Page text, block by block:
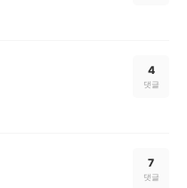
4
댓글
7
댓글